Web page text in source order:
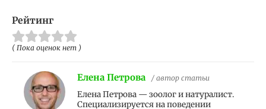
Рейтинг
( Пока оценок нет )
Елена Петрова / автор статьи
Елена Петрова — зоолог и натуралист.
Специализируется на поведении